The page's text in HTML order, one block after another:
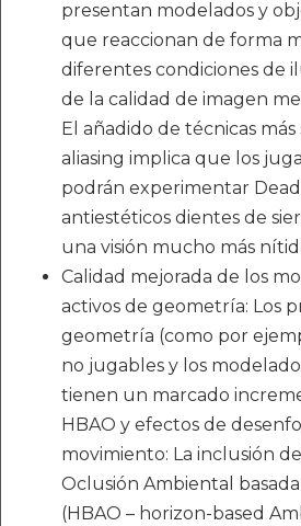
presentan modelados y
que reaccionan de forma
diferentes condiciones de
de la calidad de imagen
El añadido de técnicas
aliasing implica que los
podrán experimentar
antiestéticos dientes de
una visión mucho más
Calidad mejorada de los
activos de geometría: Los
geometría (como por
no jugables y los
tienen un marcado
HBAO y efectos de
movimiento: La inclusión
Oclusión Ambiental
(HBAO – horizon-based